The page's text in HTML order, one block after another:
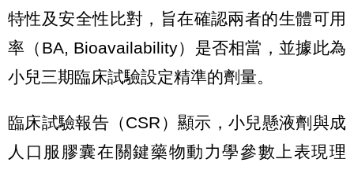
特性及安全性比對，旨在確認兩者的生體可用
率（BA, Bioavailability）是否相當，並據此為
小兒三期臨床試驗設定精準的劑量。
臨床試驗報告（CSR）顯示，小兒懸液劑與成
人口服膠囊在關鍵藥物動力學參數上表現理